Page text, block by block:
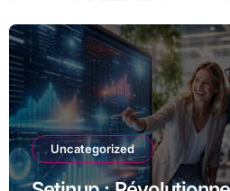
Uncategorized